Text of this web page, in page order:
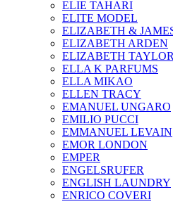
ELIE TAHARI
ELITE MODEL
ELIZABETH &
ELIZABETH ARDEN
ELIZABETH TAYLOR
ELLA K PARFUMS
ELLA MIKAO
ELLEN TRACY
EMANUEL UNGARO
EMILIO PUCCI
EMMANUEL LEVAIN
EMOR LONDON
EMPER
ENGELSRUFER
ENGLISH LAUNDRY
ENRICO COVERI